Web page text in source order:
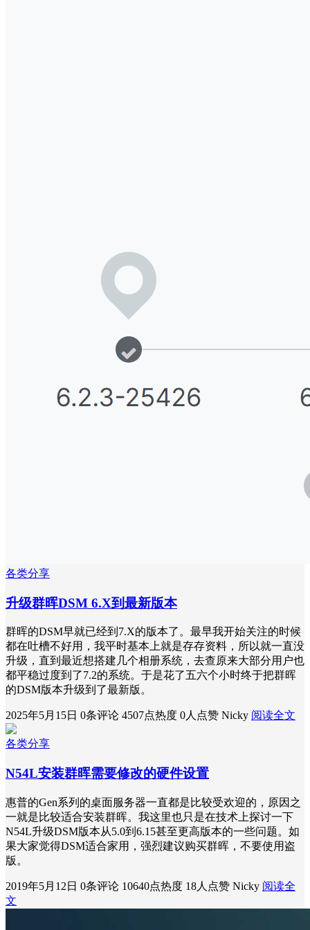
各类分享
升级群晖DSM 6.X到最新版本
群晖的DSM早就已经到7.X的版本了。最早我开始关注的时候
都在吐槽不好用，我平时基本上就是存存资料，所以就一直没
升级，直到最近想搭建几个相册系统，去查原来大部分用户也
都平稳过度到了7.2的系统。于是花了五六个小时终于把群晖
的DSM版本升级到了最新版。
2025年5月15日 0条评论 4507点热度 0人点赞 Nicky 阅读全文
各类分享
N54L安装群晖需要修改的硬件设置
惠普的Gen系列的桌面服务器一直都是比较受欢迎的，原因之
一就是比较适合安装群晖。我这里也只是在技术上探讨一下
N54L升级DSM版本从5.0到6.15甚至更高版本的一些问题。如
果大家觉得DSM适合家用，强烈建议购买群晖，不要使用盗
版。
2019年5月12日 0条评论 10640点热度 18人点赞 Nicky 阅读全
文